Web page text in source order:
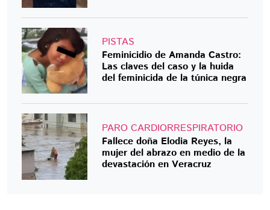
PISTAS
Feminicidio de Amanda Castro:
Las claves del caso y la huida
del feminicida de la túnica negra
PARO CARDIORRESPIRATORIO
Fallece doña Elodia Reyes, la
mujer del abrazo en medio de la
devastación en Veracruz